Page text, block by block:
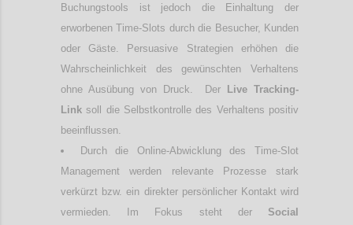
Buchungstools ist jedoch die Einhaltung der
erworbenen Time-Slots durch die Besucher, Kunden
oder Gäste. Persuasive Strategien erhöhen die
Wahrscheinlichkeit des gewünschten Verhaltens
ohne Ausübung von Druck. Der
Live Tracking-
Link soll die Selbstkontrolle des Verhaltens positiv
beeinflussen.
Durch die Online-Abwicklung des Time-Slot
Management werden relevante Prozesse stark
verkürzt bzw. ein direkter persönlicher Kontakt wird
vermieden. Im Fokus steht der Social